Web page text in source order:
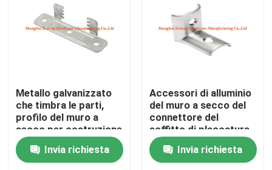
Circa noi
Controllo di qualità
Contattici
Metallo galvanizzato
che timbra le parti,
profilo del muro a
secco per costruzione
Invia richiesta
Accessori di alluminio
del muro a secco del
connettore del
soffitto di placcatura
«L» «m.» del rodio
Invia richiesta